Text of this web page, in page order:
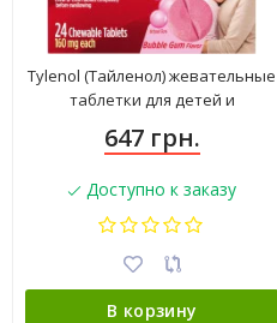
Tylenol (Тайленол) жевательные
таблетки для детей и
647 грн.
Доступно к заказу
В корзину